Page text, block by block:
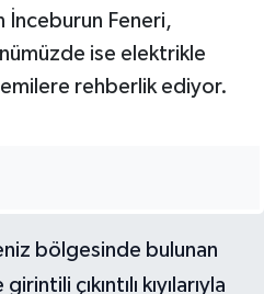
İnceburun Feneri,
ise elektrikle
rehberlik ediyor.